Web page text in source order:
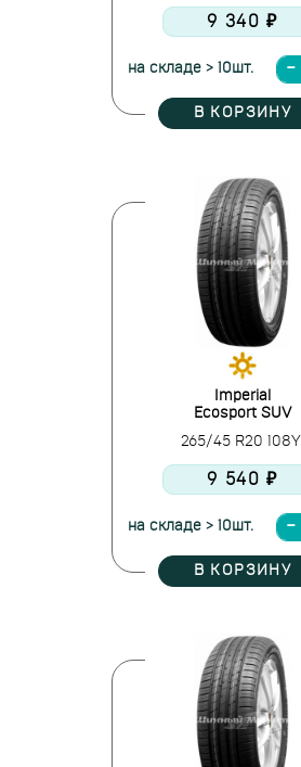
9 340 ₽
на складе > 10шт.
В КОРЗИНУ
Imperial
Ecosport SUV
265/45 R20 108Y
9 540 ₽
на складе > 10шт.
В КОРЗИНУ